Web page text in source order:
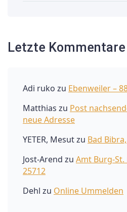
Letzte Kommentare
Adi ruko zu Ebenweiler –
Matthias zu Post
neue Adresse
YETER, Mesutzu Bad
Jost-Arend zu Amt Burg-
25712
Dehl zu Online Ummelden